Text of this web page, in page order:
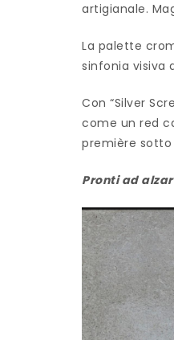
artigianale.
La palette
sinfonia visiva
Con “Silver
come un red
première sotto
Pronti ad